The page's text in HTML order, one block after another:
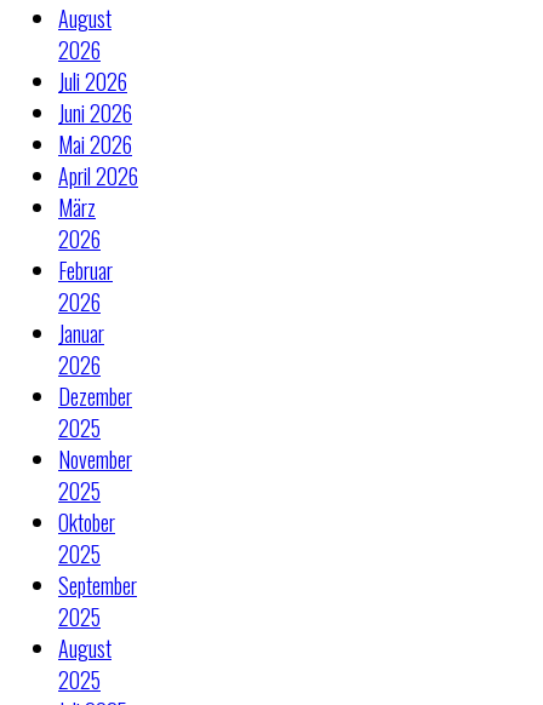
August
2026
Juli 2026
Juni 2026
Mai 2026
April 2026
März
2026
Februar
2026
Januar
2026
Dezember
2025
November
2025
Oktober
2025
September
2025
August
2025